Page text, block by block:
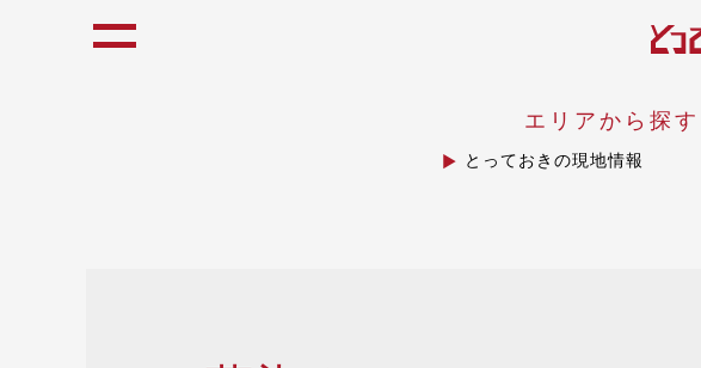
エリアから探す
とっておきの現地情報